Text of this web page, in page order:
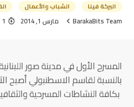
البركة فينا الشباب والأعمال
BarakaBits Team مارس 1, 2014 1 min read
المسرح الأول في مدينة صور
بالنسبة لقاسم الاسطنبولي أصبح
بكافة النشاطات المسرحية